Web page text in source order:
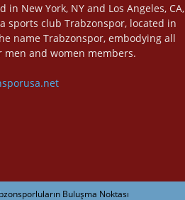
in New York, NY and Los Angeles, CA,
sports club Trabzonspor, located in
name Trabzonspor, embodying all
and women members.
Buluşma Noktası